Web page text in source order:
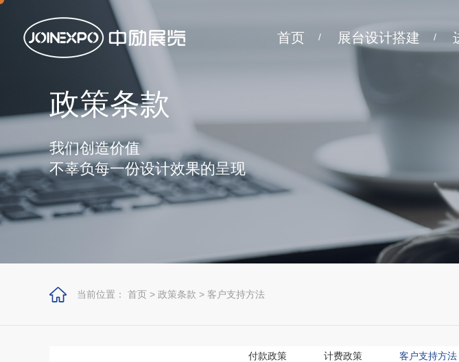
首页 / 展台设计搭建 /
政策条款
我们创造价值
不辜负每一份设计效果的呈现
当前位置： 首页 > 政策条款 > 客户支持方法
付款政策 计费政策 客户支持方法